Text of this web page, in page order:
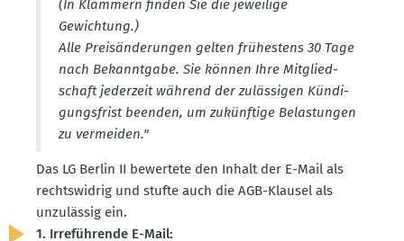
(In Klammern finden Sie die jeweilige
Gewichtung.)
Alle Preis­än­de­rungen gelten frühestens 30 Tage
nach Bekanntgabe. Sie können Ihre Mitglied­
schaft jederzeit während der zuläs­sigen Kündi­
gungs­frist beenden, um zukünftige Belas­tungen
zu vermeiden."
Das LG Berlin II bewertete den Inhalt der E-Mail als
rechts­widrig und stufte auch die AGB-Klausel als
unzulässig ein.
1. Irrefüh­rende E-Mail: